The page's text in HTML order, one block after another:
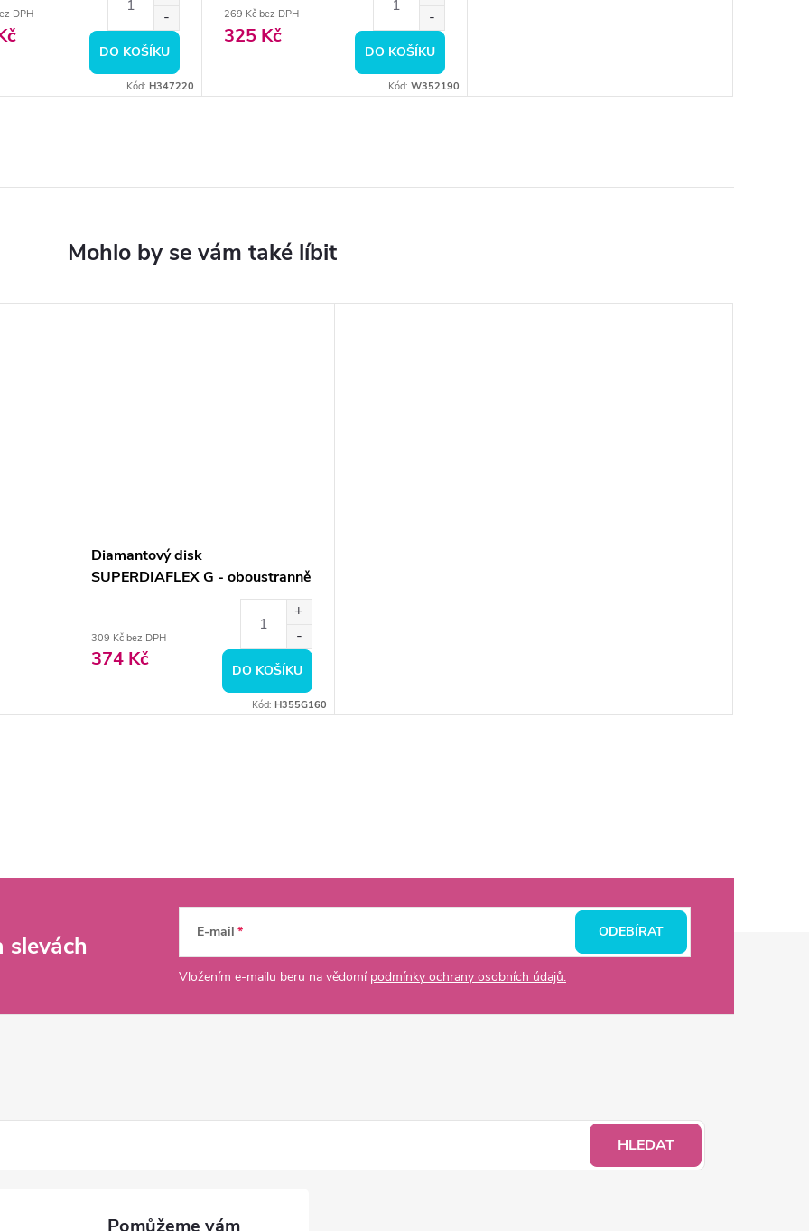
DPH
DO KOŠÍKU
Kód: H347220
269 Kč bez DPH
325 Kč
DO KOŠÍKU
Kód: W352190
Diamantový disk
SUPERDIAFLEX G - oboustranně
309 Kč bez DPH
374 Kč DO KOŠÍKU
Kód: H355G160
slevách E-mail
Vložením e-mailu beru na vědomí podmínky ochrany osobních údajů.
ODEBÍRAT
HLEDAT